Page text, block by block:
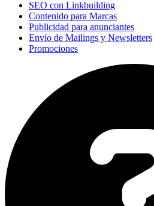
SEO con Linkbuilding
Contenido para Marcas
Publicidad para anunciantes
Envío de Mailings y Newsletters
Promociones